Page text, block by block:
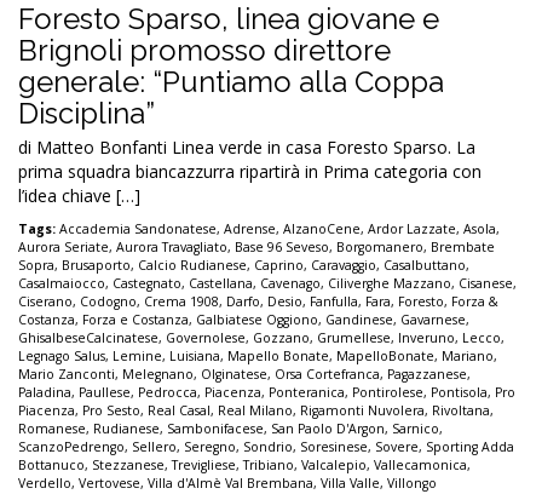
Foresto Sparso, linea giovane e
Brignoli promosso direttore
generale: “Puntiamo alla Coppa
Disciplina”
di Matteo Bonfanti Linea verde in casa Foresto Sparso. La
prima squadra biancazzurra ripartirà in Prima categoria con
l’idea chiave […]
Tags: Accademia Sandonatese, Adrense, AlzanoCene, Ardor Lazzate, Asola,
Aurora Seriate, Aurora Travagliato, Base 96 Seveso, Borgomanero, Brembate
Sopra, Brusaporto, Calcio Rudianese, Caprino, Caravaggio, Casalbuttano,
Casalmaiocco, Castegnato, Castellana, Cavenago, Ciliverghe Mazzano, Cisanese,
Ciserano, Codogno, Crema 1908, Darfo, Desio, Fanfulla, Fara, Foresto, Forza &
Costanza, Forza e Costanza, Galbiatese Oggiono, Gandinese, Gavarnese,
GhisalbeseCalcinatese, Governolese, Gozzano, Grumellese, Inveruno, Lecco,
Legnago Salus, Lemine, Luisiana, Mapello Bonate, MapelloBonate, Mariano,
Mario Zanconti, Melegnano, Olginatese, Orsa Cortefranca, Pagazzanese,
Paladina, Paullese, Pedrocca, Piacenza, Ponteranica, Pontirolese, Pontisola, Pro
Piacenza, Pro Sesto, Real Casal, Real Milano, Rigamonti Nuvolera, Rivoltana,
Romanese, Rudianese, Sambonifacese, San Paolo D'Argon, Sarnico,
ScanzoPedrengo, Sellero, Seregno, Sondrio, Soresinese, Sovere, Sporting Adda
Bottanuco, Stezzanese,Trevigliese,Tribiano, Valcalepio, Vallecamonica,
Verdello, Vertovese, Villa d'Almè Val Brembana, Villa Valle, Villongo